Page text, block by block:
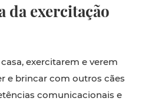
da exercitação
exercitarem e verem
e brincar com outros cães
comunicacionais e